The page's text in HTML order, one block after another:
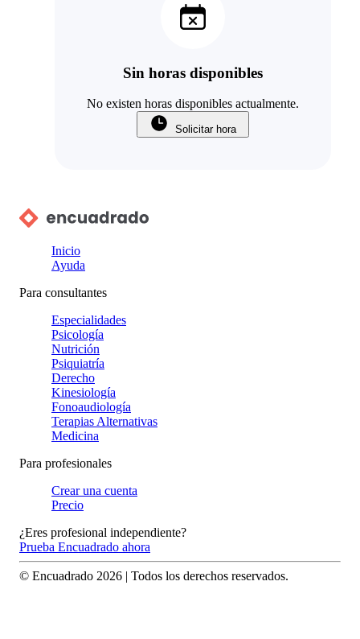
Sin horas disponibles
No existen horas disponibles actualmente.
Solicitar hora
Inicio
Ayuda
Para consultantes
Especialidades
Psicología
Nutrición
Psiquiatría
Derecho
Kinesiología
Fonoaudiología
Terapias Alternativas
Medicina
Para profesionales
Crear una cuenta
Precio
¿Eres profesional independiente?
Prueba Encuadrado ahora
© Encuadrado 2026 | Todos los derechos reservados.